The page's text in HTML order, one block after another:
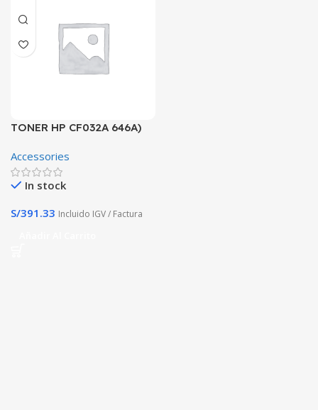
TONER HP CF032A 646A)
Accessories
In stock
S/391.33 Incluido IGV / Factura